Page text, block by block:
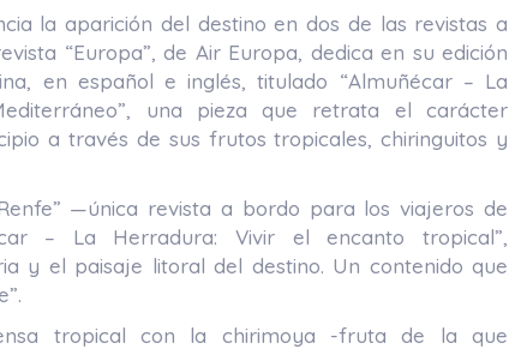
la aparición del destino en dos de las revistas a
“Europa”, de Air Europa, dedica en su edición
en español e inglés, titulado “Almuñécar – La
una pieza que retrata el carácter
a través de sus frutos tropicales, chiringuitos y
—única revista a bordo para los viajeros de
– La Herradura: Vivir el encanto tropical”,
y el paisaje litoral del destino. Un contenido que
tropical con la chirimoya -fruta de la que